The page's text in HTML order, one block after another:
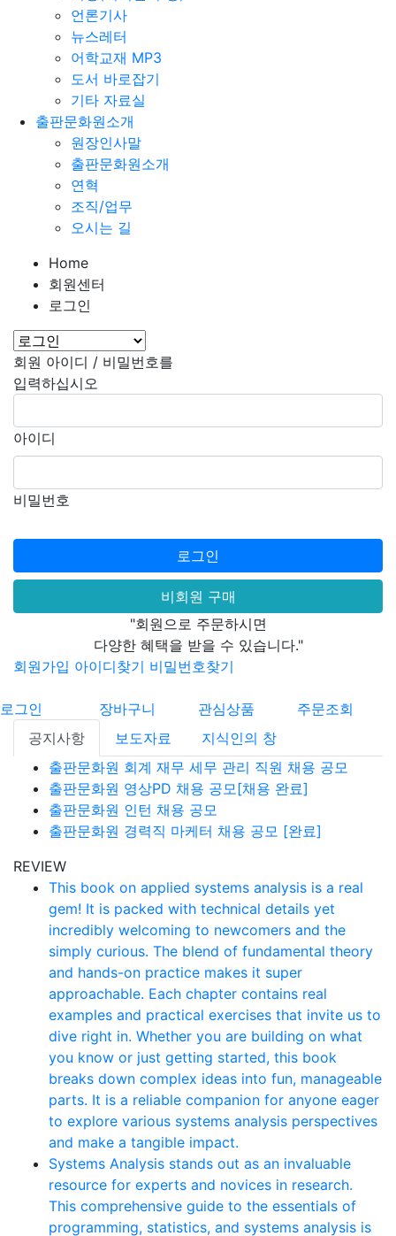
언론기사
뉴스레터
어학교재 MP3
도서 바로잡기
기타 자료실
출판문화원소개
원장인사말
출판문화원소개
연혁
조직/업무
오시는 길
Home
회원센터
로그인
회원 아이디 / 비밀번호를
입력하십시오
아이디
비밀번호
로그인
비회원 구매
"회원으로 주문하시면
다양한 혜택을 받을 수 있습니다."
회원가입 아이디찾기 비밀번호찾기
로그인 장바구니 관심상품
주문조회
공지사항
보도자료
지식인의 창
출판문화원 회계 재무 세무 관리 직원 채용 공모
출판문화원 영상PD 채용 공모[채용 완료]
출판문화원 인턴 채용 공모
출판문화원 경력직 마케터 채용 공모 [완료]
REVIEW
This book on applied systems analysis is a real
gem! It is packed with technical details yet
incredibly welcoming to newcomers and the
simply curious. The blend of fundamental theory
and hands-on practice makes it super
approachable. Each chapter contains real
examples and practical exercises that invite us to
dive right in. Whether you are building on what
you know or just getting started, this book
breaks down complex ideas into fun, manageable
parts. It is a reliable companion for anyone eager
to explore various systems analysis perspectives
and make a tangible impact.
Systems Analysis stands out as an invaluable
resource for experts and novices in research.
This comprehensive guide to the essentials of
programming, statistics, and systems analysis is